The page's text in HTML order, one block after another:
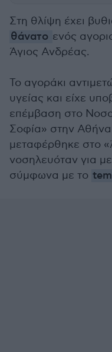
Στη θλίψη έχει
θάνατο ενός
Άγιος Ανδρέας.
Το αγοράκι
υγείας και είχε
επέμβαση στο
Σοφία» στην
μεταφέρθηκε στο
νοσηλευόταν για
σύμφωνα με το